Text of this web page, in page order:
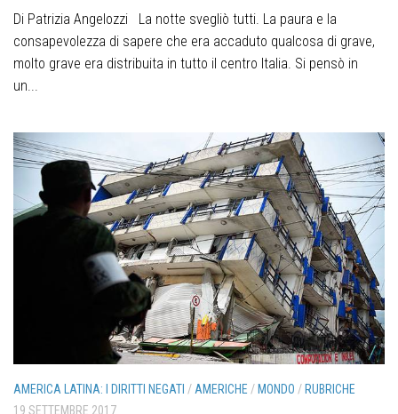
Di Patrizia Angelozzi La notte svegliò tutti. La paura e la
consapevolezza di sapere che era accaduto qualcosa di grave,
molto grave era distribuita in tutto il centro Italia.​ Si pensò in
un...
AMERICA LATINA: I DIRITTI NEGATI / AMERICHE / MONDO / RUBRICHE
19 SETTEMBRE 2017